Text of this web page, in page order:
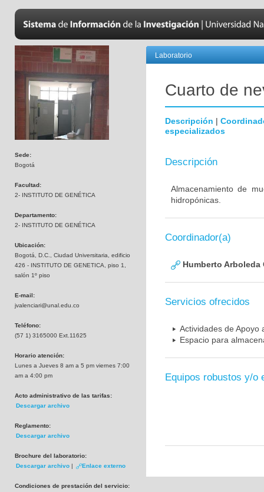
Sede:
Bogotá
Facultad:
2- INSTITUTO DE GENÉTICA
Departamento:
2- INSTITUTO DE GENÉTICA
Ubicación:
Bogotá, D.C., Ciudad Universitaria, edificio
426 - INSTITUTO DE GENETICA, piso 1,
salón 1º piso
E-mail:
jvalenciari@unal.edu.co
Teléfono:
(57 1) 3165000 Ext.11625
Horario atención:
Lunes a Jueves 8 am a 5 pm viernes 7:00
am a 4:00 pm
Acto administrativo de las tarifas:
Descargar archivo
Reglamento:
Descargar archivo
Brochure del laboratorio:
Descargar archivo | Enlace externo
Condiciones de prestación del servicio:
Laboratorio
Cuarto de
Descripción |
especializados
Descripción
Almacenamiento de
hidropónicas.
Coordinador(a)
Humberto Arboleda
Servicios ofrecidos
Actividades de Apoyo
Espacio para
Equipos robustos y/o